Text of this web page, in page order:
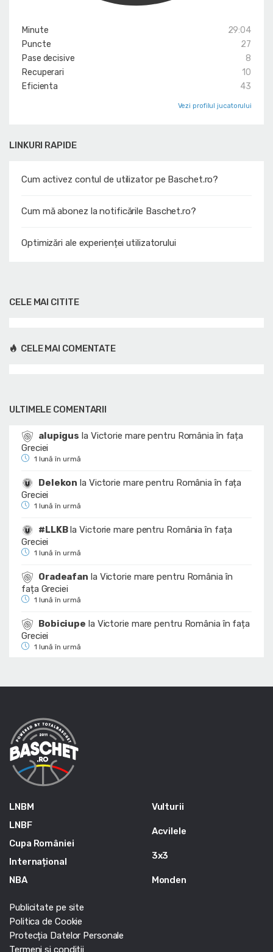
Minute
29:04
Puncte
27
Pase decisive
8
Recuperari
10
Eficienta
43
Vezi profilul jucatorului
LINKURI RAPIDE
Cum activez contul de utilizator pe Baschet.ro?
Cum mă abonez la notificările Baschet.ro?
Optimizări ale experienței utilizatorului
CELE MAI CITITE
CELE MAI COMENTATE
ULTIMELE COMENTARII
alupigus la Victorie mare pentru România în fața
Greciei
1 lună în urmă
Delekon la Victorie mare pentru România în fața
Greciei
1 lună în urmă
#LLKBlaVictorie mare pentru România în fața
Greciei
1 lună în urmă
Oradeafan la Victorie mare pentru România în
fața Greciei
1 lună în urmă
Bobiciupe la Victorie mare pentru România în fața
Greciei
1 lună în urmă
LNBM
LNBF
Cupa României
Internațional
NBA
Vulturii
Acvilele
3x3
Monden
Publicitate pe site
Politica de Cookie
Protecția Datelor Personale
Termeni si conditii